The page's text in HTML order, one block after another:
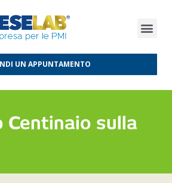
UN APPUNTAMENTO
Centinaio sulla